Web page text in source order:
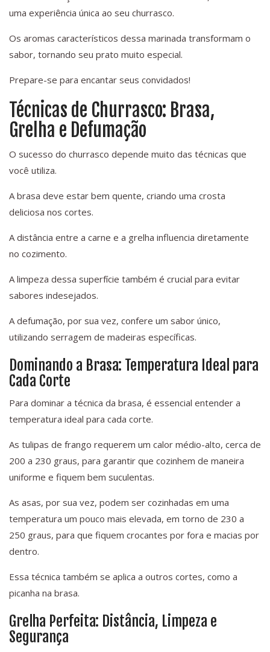
uma experiência única ao seu churrasco.
Os aromas característicos dessa marinada transformam o
sabor, tornando seu prato muito especial.
Prepare-se para encantar seus convidados!
Técnicas de Churrasco: Brasa,
Grelha e Defumação
O sucesso do churrasco depende muito das técnicas que
você utiliza.
A brasa deve estar bem quente, criando uma crosta
deliciosa nos cortes.
A distância entre a carne e a grelha influencia diretamente
no cozimento.
A limpeza dessa superfície também é crucial para evitar
sabores indesejados.
A defumação, por sua vez, confere um sabor único,
utilizando serragem de madeiras específicas.
Dominando a Brasa: Temperatura Ideal para
Cada Corte
Para dominar a técnica da brasa, é essencial entender a
temperatura ideal para cada corte.
As tulipas de frango requerem um calor médio-alto, cerca de
200 a 230 graus, para garantir que cozinhem de maneira
uniforme e fiquem bem suculentas.
As asas, por sua vez, podem ser cozinhadas em uma
temperatura um pouco mais elevada, em torno de 230 a
250 graus, para que fiquem crocantes por fora e macias por
dentro.
Essa técnica também se aplica a outros cortes, como a
picanha na brasa.
Grelha Perfeita: Distância, Limpeza e
Segurança